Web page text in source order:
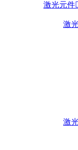
激光元件
激
激